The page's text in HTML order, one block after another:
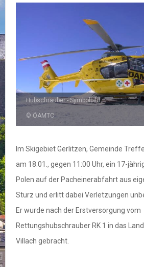
Hubschrauber - Symbolbild
© ÖAMTC
Im Skigebiet Gerlitzen, Gemeinde
am 18.01., gegen 11:00 Uhr, ein 17-
Polen auf der Pacheinerabfahrt aus
Sturz und erlitt dabei Verletzungen
Er wurde nach der Erstversorgung vom
Rettungshubschrauber RK 1 in das
Villach gebracht.